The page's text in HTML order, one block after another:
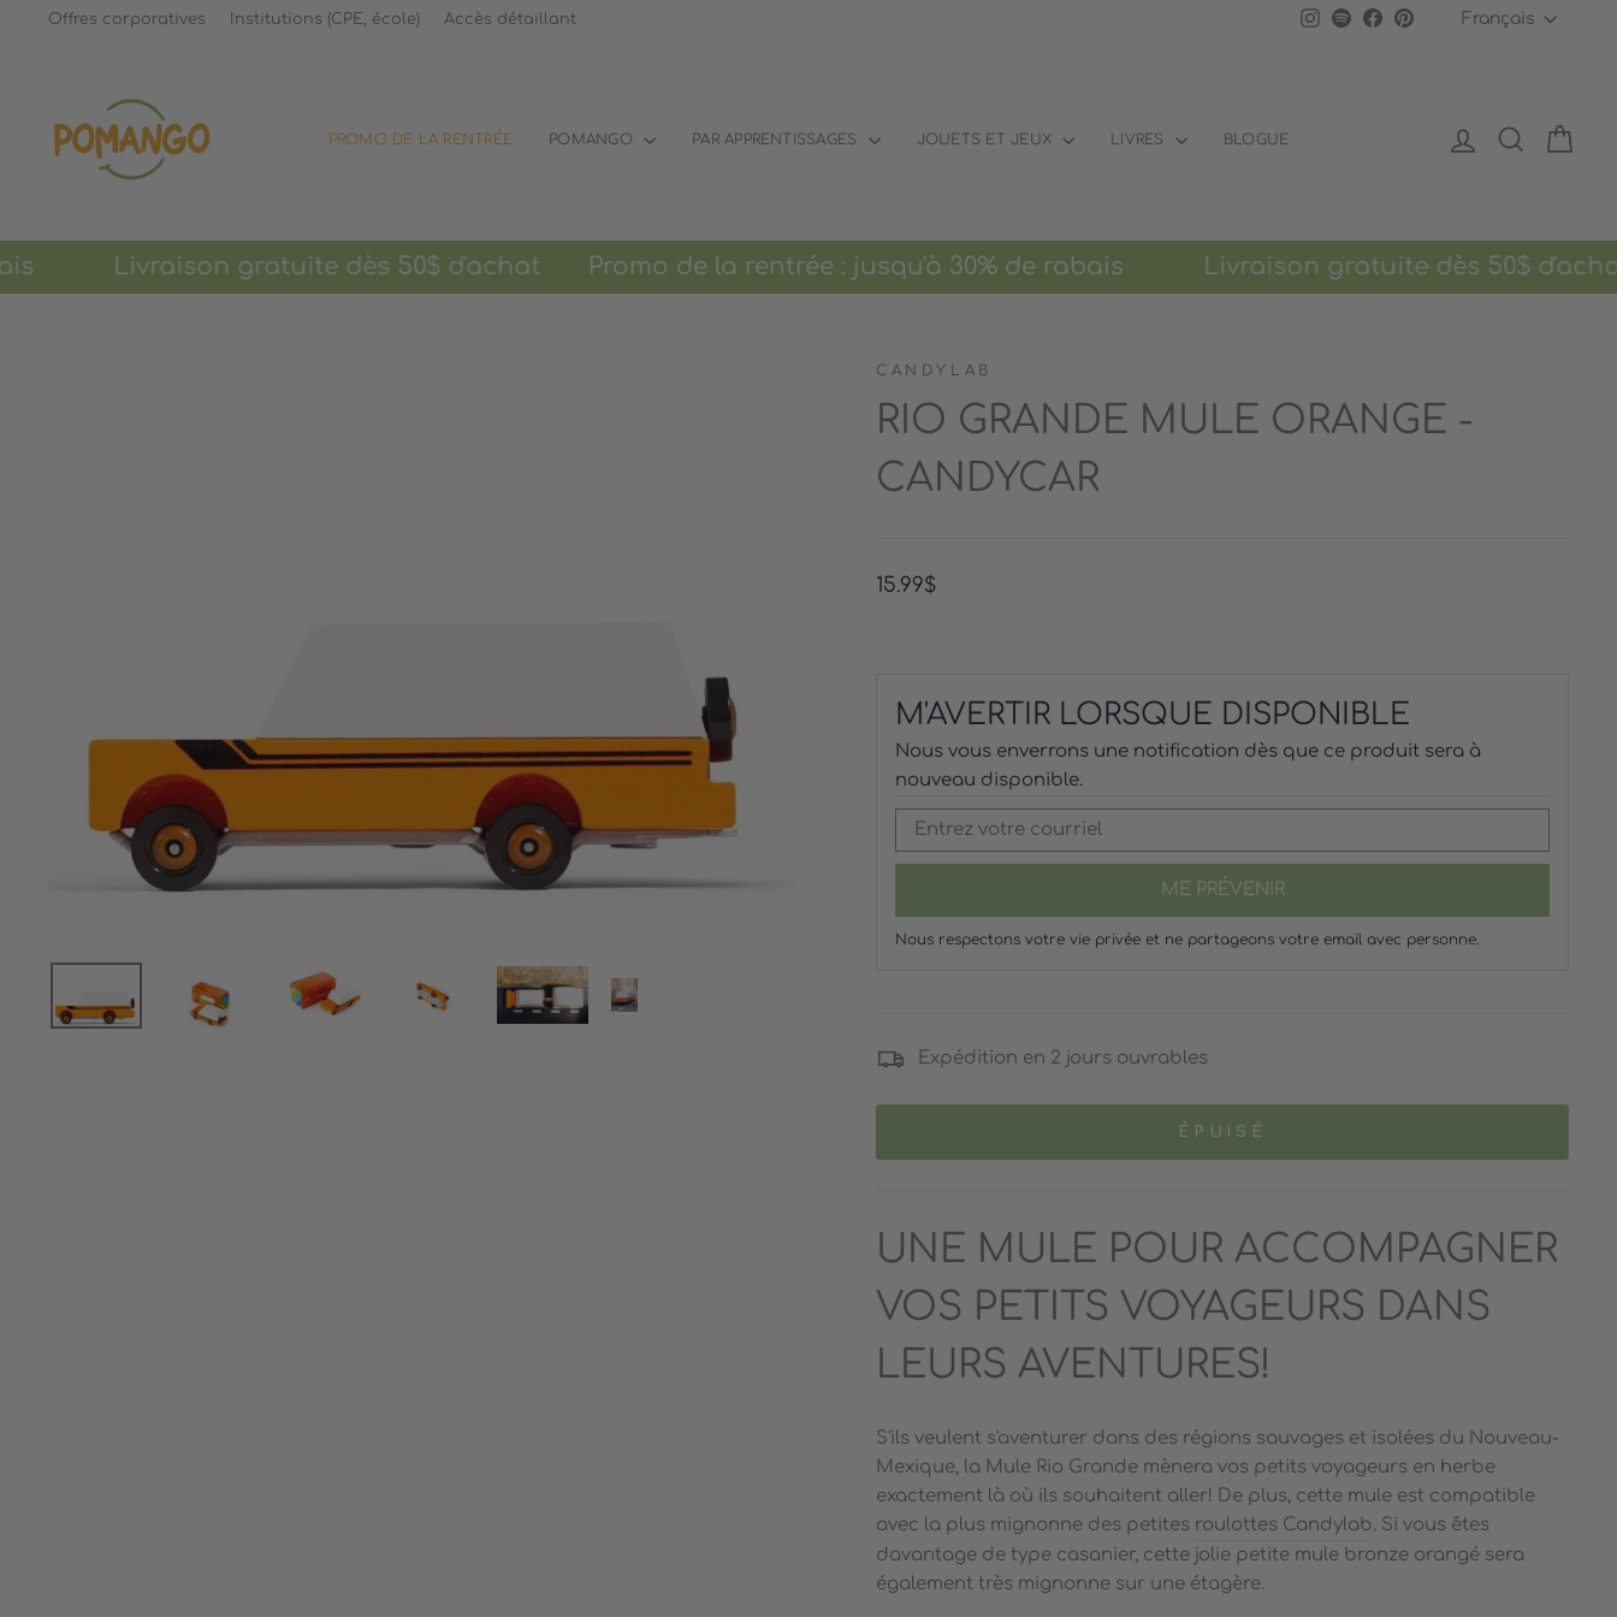
PasserOffres corporatives Institutions (CPE, école) Accès détaillant Instagram
SpotifyFacebook
PinterestFrançais
PROMO DE LA RENTRÉE POMANGO PAR APPRENTISSAGES JOUETS ET JEUX LIVRES BLOGUE SE CONNECTER
Livraison gratuite dès 50$ d'achat Promo de la rentrée : jusqu'à 30% de rabais Livraison gratuite dès 50$ d'achat
CANDYLAB
RIO GRANDE MULE ORANGE -
CANDYCAR
Prix
15.99$
M'AVERTIR LORSQUE DISPONIBLE
Nous vous enverrons une notification dès que ce produit sera à
nouveau disponible.
ME PRÉVENIR
Nous respectons votre vie privée et ne partageons votre email avec personne.
Expédition en 2 jours ouvrables
ÉPUISÉ
UNE MULE POUR ACCOMPAGNER
VOS PETITS VOYAGEURS DANS
LEURS AVENTURES!
S'ils veulent s'aventurer dans des régions sauvages et isolées du Nouveau-
Mexique, la Mule Rio Grande mènera vos petits voyageurs en herbe
exactement là où ils souhaitent aller! De plus, cette mule est compatible
avec la plus mignonne des petites roulottes Candylab. Si vous êtes
davantage de type casanier, cette jolie petite mule bronze orangé sera
également très mignonne sur une étagère.